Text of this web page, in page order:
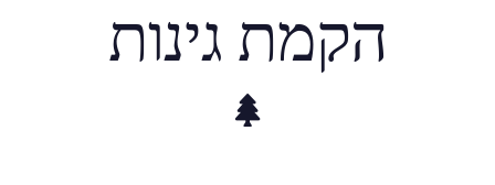
הקמת גינות